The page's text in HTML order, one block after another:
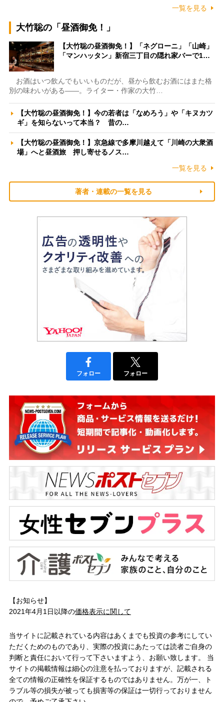
一覧を見る
大竹聡の「昼酒御免！」
【大竹聡の昼酒御免！】「ネグローニ」「山崎」
「マンハッタン」新宿三丁目の隠れ家バーで1…
お酒はいつ飲んでもいいものだが、昼から飲むお酒にはまた格
別の味わいがある――。ライター・作家の大竹…
【大竹聡の昼酒御免！】今の若者は「なめろう」や「キヌカツ
ギ」を知らないって本当？ 昔の…
【大竹聡の昼酒御免！】京急線で多摩川越えて「川崎の大衆酒
場」へと昼酒旅 押し寄せるノス…
一覧を見る
著者・連載の一覧を見る
フォロー フォロー
【お知らせ】
2021年4月1日以降の価格表示に関して
当サイトに記載されている内容はあくまでも投資の参考にしてい
ただくためのものであり、実際の投資にあたっては読者ご自身の
判断と責任において行って下さいますよう、お願い致します。 当
サイトの掲載情報は細心の注意を払っておりますが、記載される
全ての情報の正確性を保証するものではありません。万が一、ト
ラブル等の損失が被っても損害等の保証は一切行っておりません